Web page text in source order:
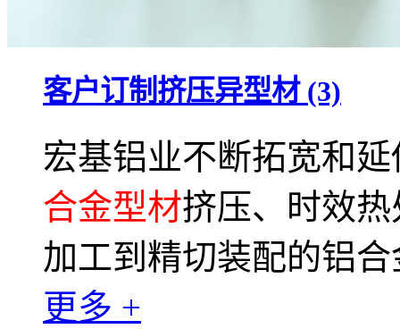
客户订制挤压异型材 (3)
宏基铝业不断拓宽和
合金型材挤压、时效
加工到精切装配的铝
更多 +